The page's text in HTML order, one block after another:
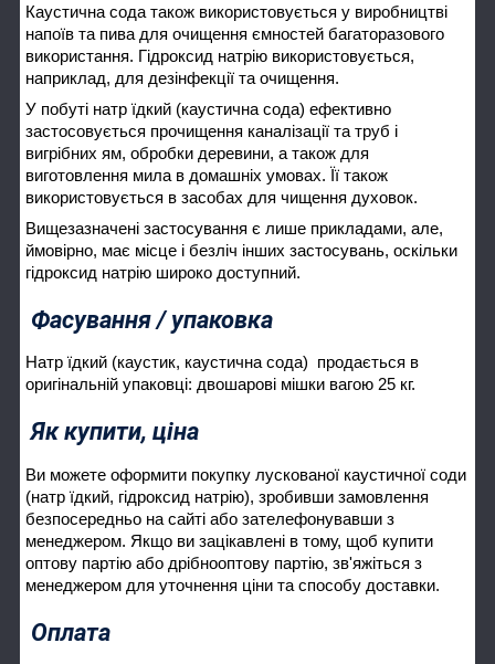
Каустична сода також використовується у виробництві
напоїв та пива для очищення ємностей багаторазового
використання. Гідроксид натрію використовується,
наприклад, для дезінфекції та очищення.
У побуті натр їдкий (каустична сода) ефективно
застосовується прочищення каналізації та труб і
вигрібних ям, обробки деревини, а також для
виготовлення мила в домашніх умовах. Її також
використовується в засобах для чищення духовок.
Вищезазначені застосування є лише прикладами, але,
ймовірно, має місце і безліч інших застосувань, оскільки
гідроксид натрію широко доступний.
Фасування / упаковка
Натр їдкий (каустик, каустична сода) продається в
оригінальній упаковці: двошарові мішки вагою 25 кг.
Як купити, ціна
Ви можете оформити покупку лускованої каустичної соди
(натр їдкий, гідроксид натрію), зробивши замовлення
безпосередньо на сайті або зателефонувавши з
менеджером. Якщо ви зацікавлені в тому, щоб купити
оптову партію або дрібнооптову партію, зв'яжіться з
менеджером для уточнення ціни та способу доставки.
Оплата